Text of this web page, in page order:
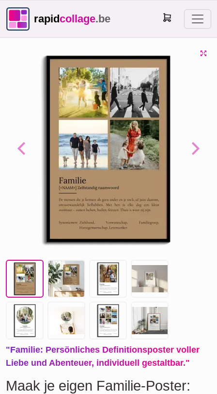
rapidcollage.be
Previous Next
"Familie: Persönliches Definitionsposter voller
Liebe und Abenteuer, individuell gestaltbar."
Maak je eigen Familie-Poster: